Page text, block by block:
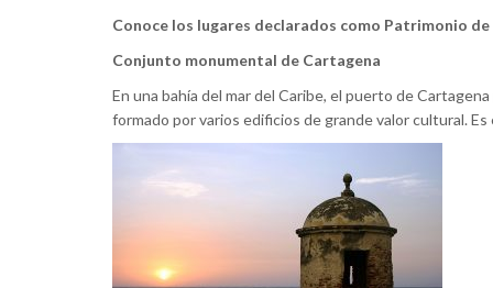
Conoce los lugares declarados como Patrimonio
Conjunto monumental de Cartagena
En una bahía del mar del Caribe, el puerto de
formado por varios edificios de grande valor cultural.